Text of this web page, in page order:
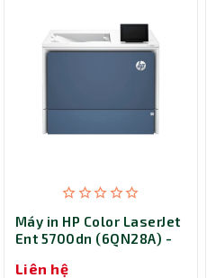
Máy in HP Color LaserJet
Ent 5700dn (6QN28A) -
Liên hệ